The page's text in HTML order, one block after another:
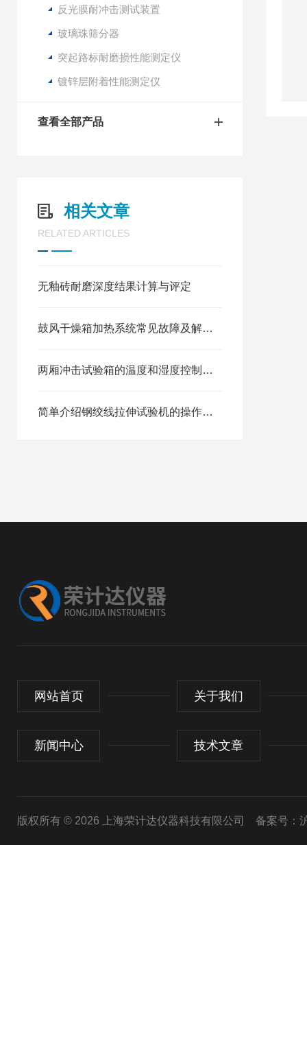
反光膜耐冲击测试装置
玻璃珠筛分器
突起路标耐磨损性能测定仪
镀锌层附着性能测定仪
查看全部产品
相关文章
RELATED ARTICLES
无釉砖耐磨深度结果计算与评定
鼓风干燥箱加热系统常见故障及解决方法
两厢冲击试验箱的温度和湿度控制有什么作用
简单介绍钢绞线拉伸试验机的操作规程
网站首页 关于我们
新闻中心 技术文章
版权所有 © 2026 上海荣计达仪器科技有限公司 备案号：